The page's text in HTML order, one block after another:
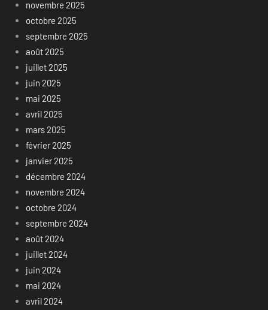
novembre 2025
octobre 2025
septembre 2025
août 2025
juillet 2025
juin 2025
mai 2025
avril 2025
mars 2025
février 2025
janvier 2025
décembre 2024
novembre 2024
octobre 2024
septembre 2024
août 2024
juillet 2024
juin 2024
mai 2024
avril 2024